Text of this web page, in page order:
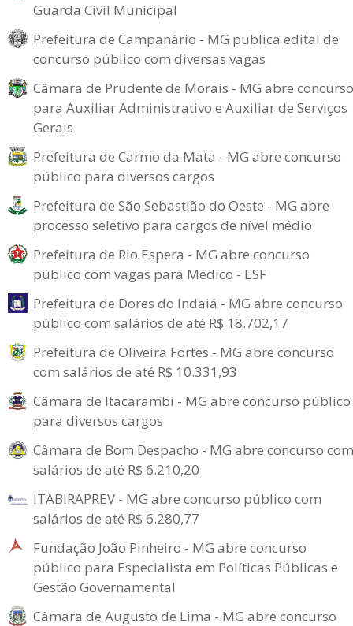
Guarda Civil Municipal
Prefeitura de Campanário - MG publica edital de
concurso público com diversas vagas
Câmara de Prudente de Morais - MG abre concurso
para Auxiliar Administrativo e Auxiliar de Serviços
Gerais
Prefeitura de Carmo da Mata - MG abre concurso
público para diversos cargos
Prefeitura de São Sebastião do Oeste - MG abre
processo seletivo para cargos de nível médio
Prefeitura de Rio Espera - MG abre concurso
público com vagas para Médico - ESF
Prefeitura de Dores do Indaiá - MG abre concurso
público com salários de até R$ 18.702,17
Prefeitura de Oliveira Fortes - MG abre concurso
com salários de até R$ 10.331,93
Câmara de Itacarambi - MG abre concurso público
para diversos cargos
Câmara de Bom Despacho - MG abre concurso com
salários de até R$ 6.210,20
ITABIRAPREV - MG abre concurso público com
salários de até R$ 6.280,77
Fundação João Pinheiro - MG abre concurso
público para Especialista em Políticas Públicas e
Gestão Governamental
Câmara de Augusto de Lima - MG abre concurso